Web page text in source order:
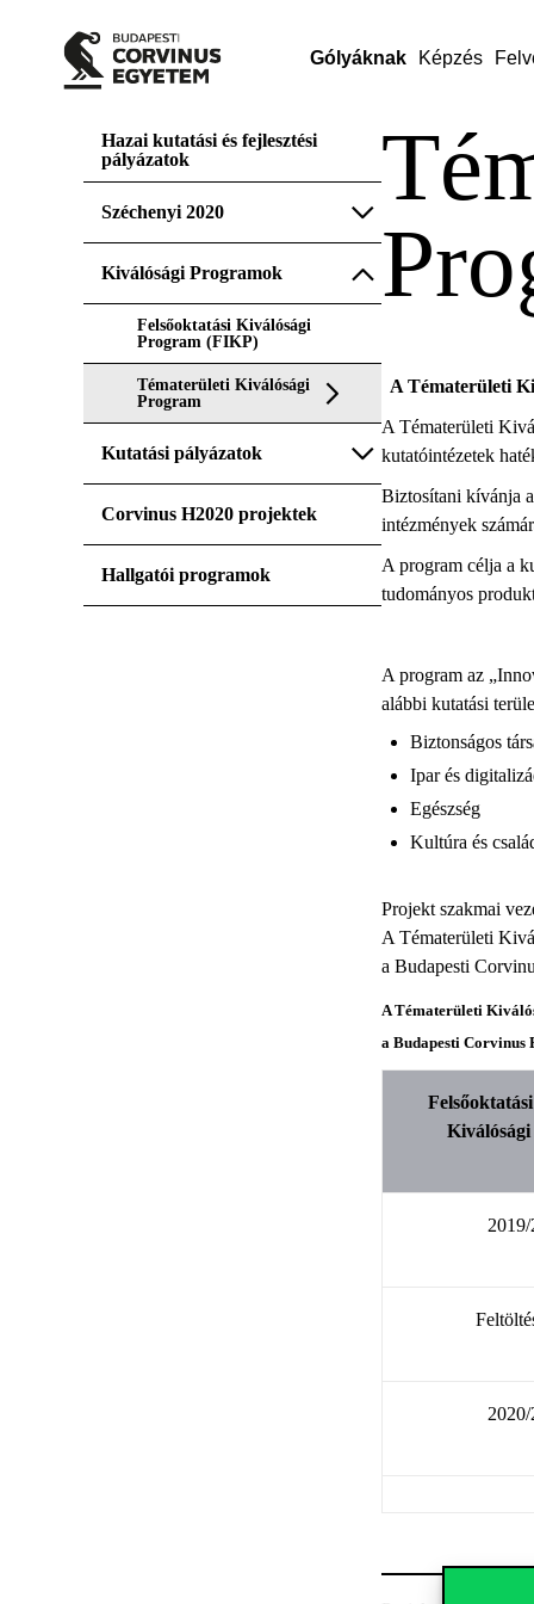
Gólyáknak Képzés
Hazai kutatási és fejlesztési
pályázatok
Széchenyi 2020
Kiválósági Programok
Felsőoktatási Kiválósági
Program (FIKP)
Tématerületi Kiválósági
Program
Kutatási pályázatok
Corvinus H2020 projektek
Hallgatói programok
A Tématerületi
A Tématerületi
kutatóintézetek
Biztosítani kívánja
intézmények
A program célja a
tudományos
A program az
alábbi kutatási
Biztonságos
Ipar és
Egészség
Kultúra és
Projekt szakmai
A Tématerületi
a Budapesti
A Tématerületi
a Budapesti Corvinus
2020/